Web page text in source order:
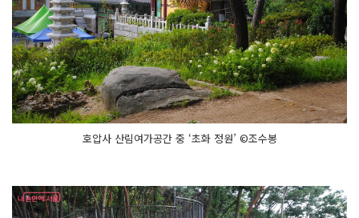
호압사 산림여가공간 중 ‘초화 정원’ ©조수봉